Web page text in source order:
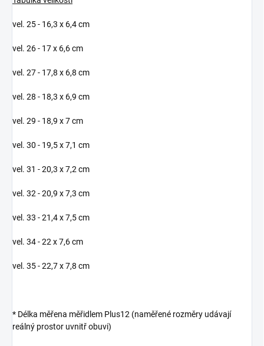
vel. 25 - 16,3 x 6,4 cm
vel. 26 - 17 x 6,6 cm
vel. 27 - 17,8 x 6,8 cm
vel. 28 - 18,3 x 6,9 cm
vel. 29 - 18,9 x 7 cm
vel. 30 - 19,5 x 7,1 cm
vel. 31 - 20,3 x 7,2 cm
vel. 32 - 20,9 x 7,3 cm
vel. 33 - 21,4 x 7,5 cm
vel. 34 - 22 x 7,6 cm
vel. 35 - 22,7 x 7,8 cm
* Délka měřena měřidlem Plus12 (naměřené rozměry udávají
reálný prostor uvnitř obuvi)